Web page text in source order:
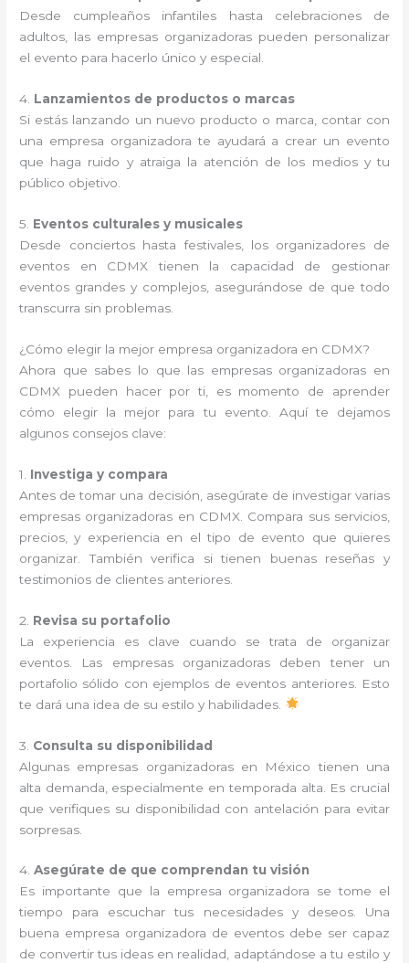
Desde cumpleaños infantiles hasta celebraciones de
adultos, las empresas organizadoras pueden personalizar
el evento para hacerlo único y especial.
4. Lanzamientos de productos o marcas
Si estás lanzando un nuevo producto o marca, contar con
una empresa organizadora te ayudará a crear un evento
que haga ruido y atraiga la atención de los medios y tu
público objetivo.
5. Eventos culturales y musicales
Desde conciertos hasta festivales, los organizadores de
eventos en CDMX tienen la capacidad de gestionar
eventos grandes y complejos, asegurándose de que todo
transcurra sin problemas.
¿Cómo elegir la mejor empresa organizadora en CDMX?
Ahora que sabes lo que las empresas organizadoras en
CDMX pueden hacer por ti, es momento de aprender
cómo elegir la mejor para tu evento. Aquí te dejamos
algunos consejos clave:
1. Investiga y compara
Antes de tomar una decisión, asegúrate de investigar varias
empresas organizadoras en CDMX. Compara sus servicios,
precios, y experiencia en el tipo de evento que quieres
organizar. También verifica si tienen buenas reseñas y
testimonios de clientes anteriores.
2. Revisa su portafolio
La experiencia es clave cuando se trata de organizar
eventos. Las empresas organizadoras deben tener un
portafolio sólido con ejemplos de eventos anteriores. Esto
te dará una idea de su estilo y habilidades.
3. Consulta su disponibilidad
Algunas empresas organizadoras en México tienen una
alta demanda, especialmente en temporada alta. Es crucial
que verifiques su disponibilidad con antelación para evitar
sorpresas.
4.Asegúrate de que comprendan tu visión
Es importante que la empresa organizadora se tome el
tiempo para escuchar tus necesidades y deseos. Una
buena empresa organizadora de eventos debe ser capaz
de convertir tus ideas en realidad, adaptándose a tu estilo y